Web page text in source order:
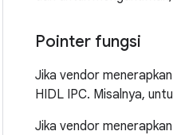
Pointer fungsi
Jika vendor
HIDL IPC. Misalnya,
Jika vendor